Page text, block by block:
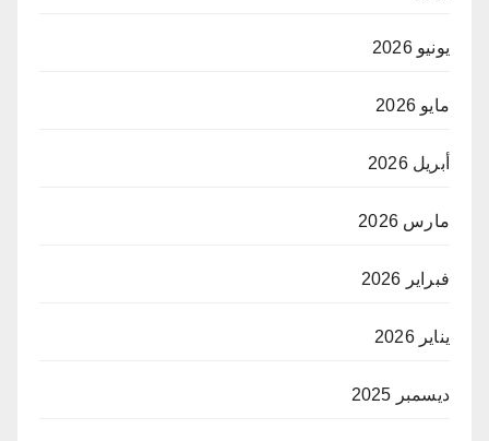
يونيو 2026
مايو 2026
أبريل 2026
مارس 2026
فبراير 2026
يناير 2026
ديسمبر 2025